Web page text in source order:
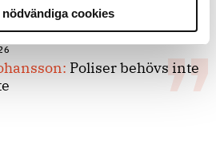
nödvändiga cookies
Poliser behövs inte